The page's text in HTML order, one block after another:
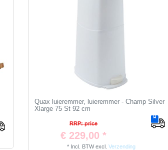
Quax luieremmer, luieremmer - Champ Silver
Xlarge 75 St 92 cm
RRP: price
€ 229,00 *
* Incl. BTWexcl. Verzending